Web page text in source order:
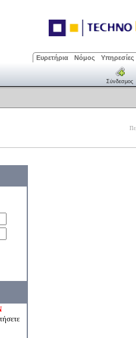
Ευρετήρια Νόμος Υπηρεσίες
Σύνδεσμος